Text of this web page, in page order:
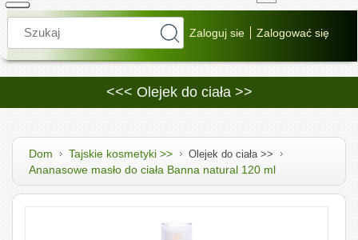
<<< Olejek do ciała >>
Dom Tajskie kosmetyki >> Olejek do ciała >>
Ananasowe masło do ciała Banna natural 120 ml